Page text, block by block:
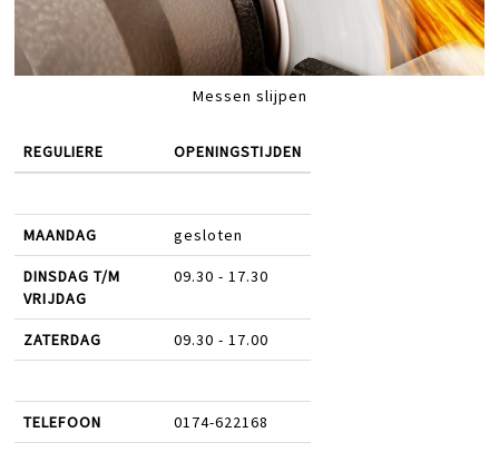
Messen slijpen
REGULIERE OPENINGSTIJDEN
MAANDAG gesloten
DINSDAG T/M
VRIJDAG
09.30 - 17.30
ZATERDAG 09.30 - 17.00
TELEFOON 0174-622168